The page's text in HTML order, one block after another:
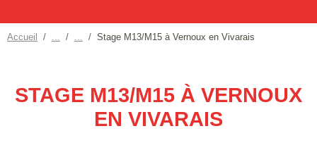
Accueil Stage M13/M15 à Vernoux en Vivarais
STAGE M13/M15 À VERNOUX
EN VIVARAIS